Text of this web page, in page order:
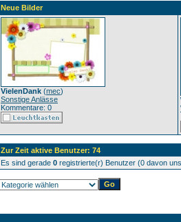
Neue Bilder
VielenDank (mec)
Sonstige Anlässe
Kommentare: 0
Zur Zeit aktive Benutzer: 74
Es sind gerade 0 registrierte(r) Benutzer (0 davon